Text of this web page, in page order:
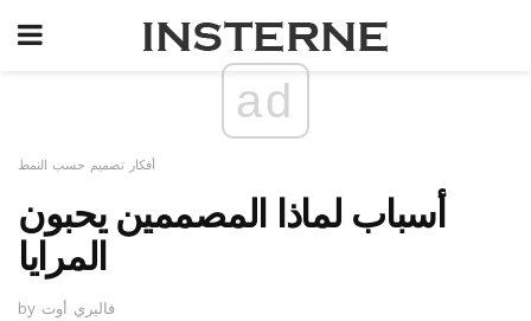
ad
أفكار تصميم حسب النمط
أسباب لماذا المصممين يحبون
المرايا
by فاليري أوت